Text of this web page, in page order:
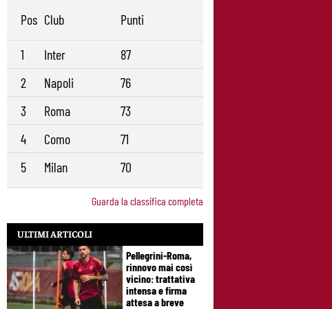
Pos Club Punti
1 Inter
87
2
Napoli
76
3
Roma
73
4
Como
71
5
Milan 70
Guarda la classifica completa
ULTIMI ARTICOLI
Pellegrini-Roma,
rinnovo mai così
vicino: trattativa
intensa e firma
attesa a breve